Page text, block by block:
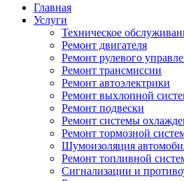
Главная
Услуги
Техническое
Ремонт двигателя
Ремонт рулевого
Ремонт трансмиссии
Ремонт автоэлектрики
Ремонт выхлопной
Ремонт подвески
Ремонт системы
Ремонт тормозной
Шумоизоляция
Ремонт топливной
Сигнализации и